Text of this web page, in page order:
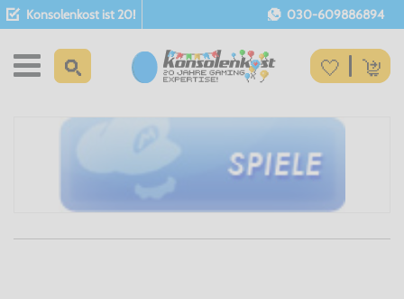
Konsolenkost ist 20! 030-609886894